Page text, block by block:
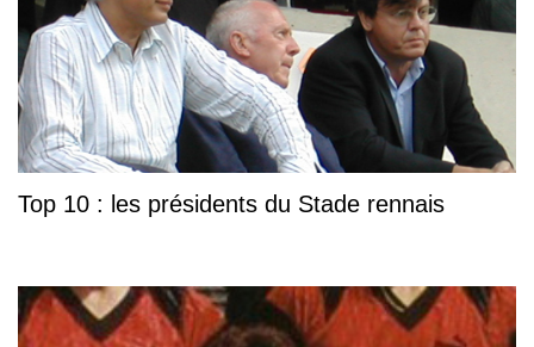
Top 10 : les présidents du Stade rennais